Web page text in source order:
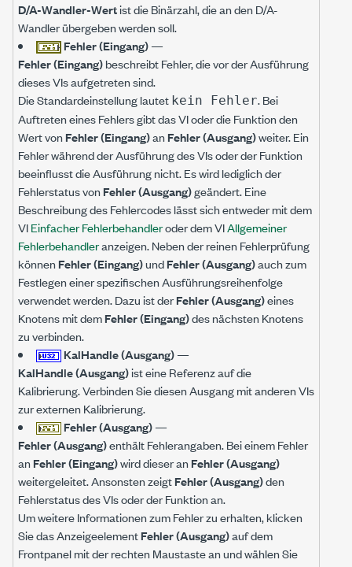
D/A-Wandler-Wertist die Binärzahl, die an den D/A-
Wandler übergeben werden soll.
Fehler (Eingang)—
Fehler (Eingang)beschreibt Fehler, die vor der Ausführung
dieses VIs aufgetreten sind.
Die Standardeinstellung lautet kein Fehler. Bei
Auftreten eines Fehlers gibt das VI oder die Funktion den
Wert vonFehler (Eingang)anFehler (Ausgang)weiter. Ein
Fehler während der Ausführung des VIs oder der Funktion
beeinflusst die Ausführung nicht. Es wird lediglich der
Fehlerstatus vonFehler (Ausgang)geändert. Eine
Beschreibung des Fehlercodes lässt sich entweder mit dem
VIEinfacher Fehlerbehandleroder dem VIAllgemeiner
Fehlerbehandleranzeigen. Neben der reinen Fehlerprüfung
könnenFehler (Eingang)undFehler (Ausgang)auch zum
Festlegen einer spezifischen Ausführungsreihenfolge
verwendet werden. Dazu ist derFehler (Ausgang)eines
Knotens mit demFehler (Eingang)des nächsten Knotens
zu verbinden.
KalHandle (Ausgang)—
KalHandle (Ausgang)ist eine Referenz auf die
Kalibrierung. Verbinden Sie diesen Ausgang mit anderen VIs
zur externen Kalibrierung.
Fehler (Ausgang)—
Fehler (Ausgang)enthält Fehlerangaben. Bei einem Fehler
anFehler (Eingang)wird dieser anFehler (Ausgang)
weitergeleitet. Ansonsten zeigtFehler (Ausgang)den
Fehlerstatus des VIs oder der Funktion an.
Um weitere Informationen zum Fehler zu erhalten, klicken
Sie das AnzeigeelementFehler (Ausgang)auf dem
Frontpanel mit der rechten Maustaste an und wählen Sie